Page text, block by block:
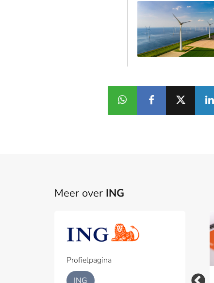
Meer over ING
Profielpagina
ING